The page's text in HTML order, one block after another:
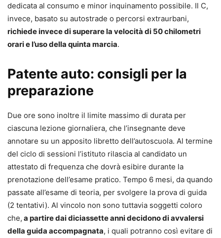
dedicata al consumo e minor inquinamento possibile. Il C,
invece, basato su autostrade o percorsi extraurbani,
richiede invece di superare la velocità di 50 chilometri
orari e l’uso della quinta marcia.
Patente auto: consigli per la
preparazione
Due ore sono inoltre il limite massimo di durata per
ciascuna lezione giornaliera, che l’insegnante deve
annotare su un apposito libretto dell’autoscuola. Al termine
del ciclo di sessioni l’istituto rilascia al candidato un
attestato di frequenza che dovrà esibire durante la
prenotazione dell’esame pratico. Tempo 6 mesi, da quando
passate all’esame di teoria, per svolgere la prova di guida
(2 tentativi). Al vincolo non sono tuttavia soggetti coloro
che, a partire dai diciassette anni decidono di avvalersi
della guida accompagnata, i quali potranno così evitare di